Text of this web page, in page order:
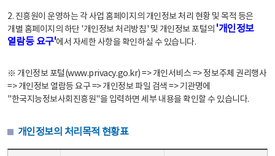
2. 진흥원이 운영하는 각 사업 홈페이지의 개인정보 처리 현황 및 목적 등은
개별 홈페이지의 하단 '개인정보 처리방침' 및 개인정보 포털의 '개인정보
열람등 요구'에서 자세한 사항을 확인하실 수 있습니다.
※ 개인정보 포털(www.privacy.go.kr) => 개인서비스 => 정보주체 권리행사
=> 개인정보 열람등 요구 => 개인정보 파일 검색 => 기관명에
"한국지능정보사회진흥원"을 입력하면 세부 내용을 확인할 수 있습니다.
개인정보의 처리목적 현황표